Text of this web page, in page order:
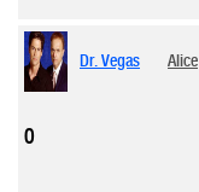
Dr. Vegas Alice
0